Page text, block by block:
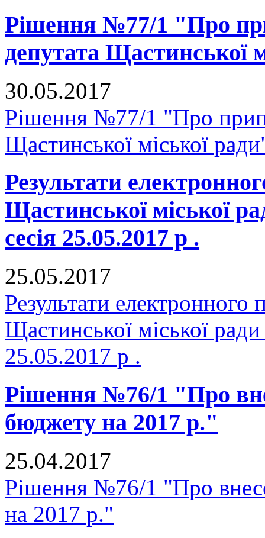
Рішення №77/1 "Про
депутата Щастинської
30.05.2017
Рішення №77/1 "Про
Щастинської міської
Результати
Щастинської міської
сесія 25.05.2017 р .
25.05.2017
Результати електронного
Щастинської міської
25.05.2017 р .
Рішення №76/1 "Про
бюджету на 2017 р."
25.04.2017
Рішення №76/1 "Про
на 2017 р."